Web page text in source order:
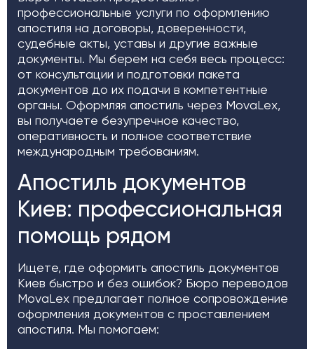
профессиональные услуги по оформлению
апостиля на договоры, доверенности,
судебные акты, уставы и другие важные
документы. Мы берем на себя весь процесс:
от консультации и подготовки пакета
документов до их подачи в компетентные
органы. Оформляя апостиль через MovaLex,
вы получаете безупречное качество,
оперативность и полное соответствие
международным требованиям.
Апостиль документов
Киев: профессиональная
помощь рядом
Ищете, где оформить апостиль документов
Киев быстро и без ошибок? Бюро переводов
MovaLex предлагает полное сопровождение
оформления документов с проставлением
апостиля. Мы помогаем: